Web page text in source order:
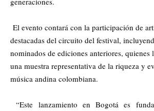
El evento contará con la participación de
destacadas del circuito del festival,
nominados de ediciones anteriores, quienes
una muestra representativa de la riqueza y
música andina colombiana.
“Este lanzamiento en Bogotá es